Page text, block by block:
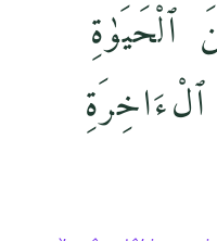
ٱلْحَيَوٰةِ